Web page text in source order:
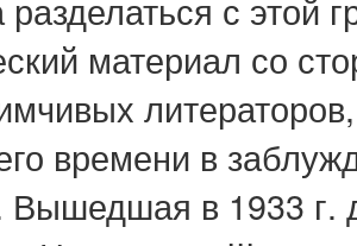
разделаться с этой
материал со
времени в
Вышедшая в 1933 г.